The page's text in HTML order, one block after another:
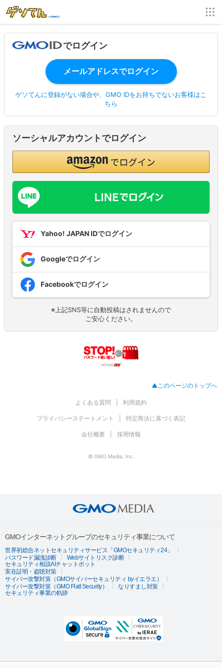
でログイン
ゲソてんに登録がない場合や、GMO IDをお持ちでないお客様はこ
ちら
ソーシャルアカウントでログイン
Yahoo! JAPAN IDでログイン
Googleでログイン
Facebookでログイン
※上記SNS等に自動投稿はされませんので
ご安心ください。
▲このページのトップへ
よくある質問 利用規約
プライバシーステートメント 特定商法に基づく表記
会社概要 採用情報
© GMO Media, Inc.
GMOインターネットグループのセキュリティ事業について
世界初総合ネットセキュリティサービス「GMOセキュリティ24」
パスワード漏洩診断
Webサイトリスク診断
セキュリティ相談AIチャットボット
実在証明・盗聴対策
サイバー攻撃対策（GMOサイバーセキュリティ byイエラエ）
サイバー攻撃対策（GMO Flatt Security）
なりすまし対策
セキュリティ事業の軌跡